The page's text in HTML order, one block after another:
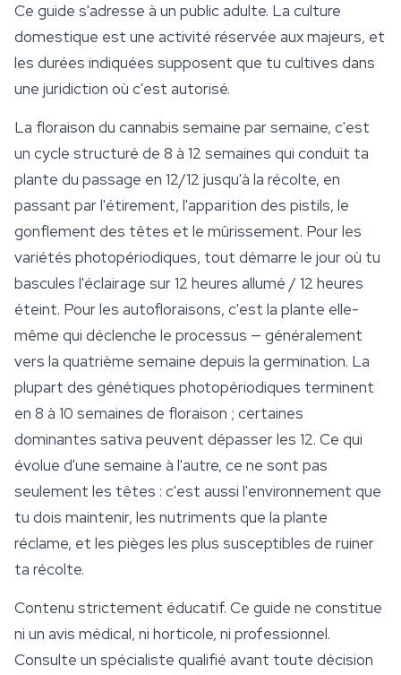
Ce guide s'adresse à un public adulte. La culture
domestique est une activité réservée aux majeurs, et
les durées indiquées supposent que tu cultives dans
une juridiction où c'est autorisé.
La floraison du cannabis semaine par semaine, c'est
un cycle structuré de 8 à 12 semaines qui conduit ta
plante du passage en 12/12 jusqu'à la récolte, en
passant par l'étirement, l'apparition des pistils, le
gonflement des têtes et le mûrissement. Pour les
variétés photopériodiques, tout démarre le jour où tu
bascules l'éclairage sur 12 heures allumé / 12 heures
éteint. Pour les autofloraisons, c'est la plante elle-
même qui déclenche le processus — généralement
vers la quatrième semaine depuis la germination. La
plupart des génétiques photopériodiques terminent
en 8 à 10 semaines de floraison ; certaines
dominantes sativa peuvent dépasser les 12. Ce qui
évolue d'une semaine à l'autre, ce ne sont pas
seulement les têtes : c'est aussi l'environnement que
tu dois maintenir, les nutriments que la plante
réclame, et les pièges les plus susceptibles de ruiner
ta récolte.
Contenu strictement éducatif. Ce guide ne constitue
ni un avis médical, ni horticole, ni professionnel.
Consulte un spécialiste qualifié avant toute décision